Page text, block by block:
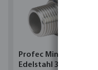
Profec Minikugelhahn
Edelstahl 316 40 bar